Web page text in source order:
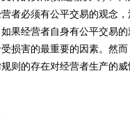
者必须有公平交易的观念，
果经营者自身有公平交易
损害的最重要的因素。然而
则的存在对经营者生产的